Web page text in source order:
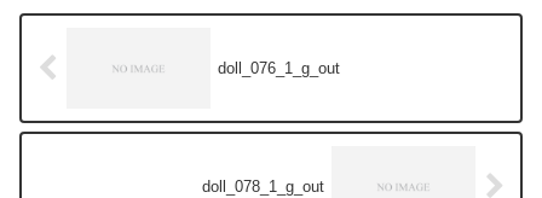
doll_076_1_g_out
doll_078_1_g_out